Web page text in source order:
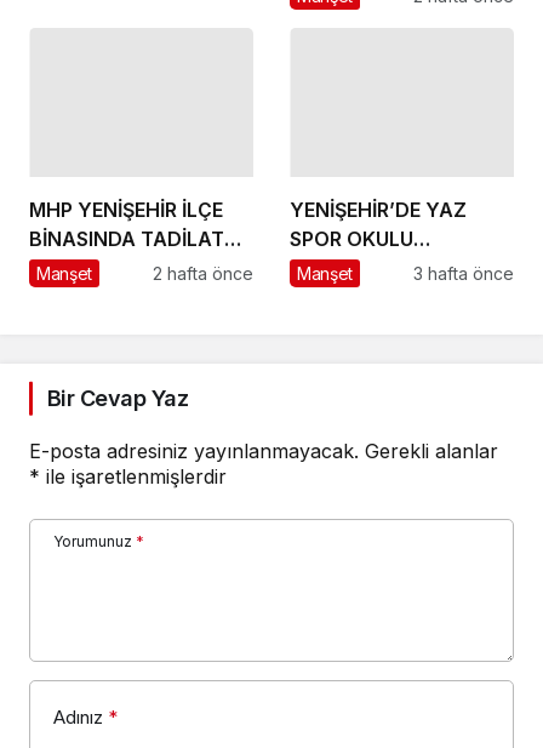
MHP YENİŞEHİR İLÇE
BİNASINDA TADİLAT
BAŞLADI
Manşet 2 hafta önce
YENİŞEHİR’DE YAZ
SPOR OKULU
HEYECANI BAŞLADI
Manşet 3 hafta önce
Bir Cevap Yaz
E-posta adresiniz yayınlanmayacak. Gerekli alanlar
* ile işaretlenmişlerdir
Yorumunuz *
Adınız *